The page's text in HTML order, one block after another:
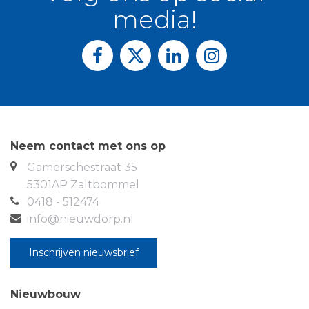
bereikbaar met parkeergelegenheid voor vier
auto’s. Achter de authentieke voordeur met
sierwerk bevindt zich de hal met toilet,
garderobekast en trap naar de 1e verdieping. Via
ruime, overdekte veranda bereikbaar met prachtig
zicht op de tuin.
In de riante woonkeuken is een rechte
keukenopstelling aanwezig voorzien van een
inductie-kookplaat en diverse elektrische
inbouwapparatuur. Vanuit de eethoek is er prachtig
zicht op de tuin en het ooievaarsnest.
Vanuit de woonkeuken (27 m2) komt u in een extra
media!
Neem contact met ons op
Gamerschestraat 35
5301AP Zaltbommel
0418 - 512474
info@nieuwdorp.nl
Inschrijven nieuwsbrief
Nieuwbouw